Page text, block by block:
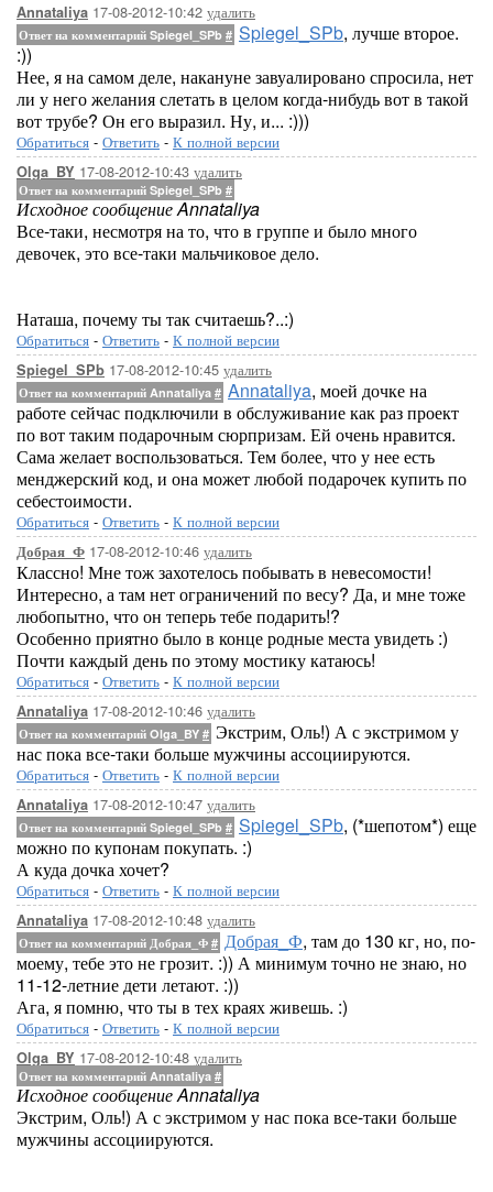
Annataliya 17-08-2012-10:42 удалить
Ответ на комментарий Spiegel_SPb # Spiegel_SPb, лучше второе.
:))
Нее, я на самом деле, накануне завуалировано спросила, нет
ли у него желания слетать в целом когда-нибудь вот в такой
вот трубе? Он его выразил. Ну, и... :)))
Обратиться - Ответить - К полной версии
Olga_BY 17-08-2012-10:43 удалить
Ответ на комментарий Spiegel_SPb #
Исходное сообщение Annataliya
Все-таки, несмотря на то, что в группе и было много
девочек, это все-таки мальчиковое дело.
Наташа, почему ты так считаешь?..:)
Обратиться - Ответить - К полной версии
Spiegel_SPb 17-08-2012-10:45 удалить
Ответ на комментарий Annataliya # Annataliya, моей дочке на
работе сейчас подключили в обслуживание как раз проект
по вот таким подарочным сюрпризам. Ей очень нравится.
Сама желает воспользоваться. Тем более, что у нее есть
менджерский код, и она может любой подарочек купить по
себестоимости.
Обратиться - Ответить - К полной версии
Добрая_Ф 17-08-2012-10:46 удалить
Классно! Мне тож захотелось побывать в невесомости!
Интересно, а там нет ограничений по весу? Да, и мне тоже
любопытно, что он теперь тебе подарить!?
Особенно приятно было в конце родные места увидеть :)
Почти каждый день по этому мостику катаюсь!
Обратиться - Ответить - К полной версии
Annataliya 17-08-2012-10:46 удалить
Ответ на комментарий Olga_BY # Экстрим, Оль!) А с экстримом у
нас пока все-таки больше мужчины ассоциируются.
Обратиться - Ответить - К полной версии
Annataliya 17-08-2012-10:47 удалить
Ответ на комментарий Spiegel_SPb # Spiegel_SPb, (*шепотом*) еще
можно по купонам покупать. :)
А куда дочка хочет?
Обратиться - Ответить - К полной версии
Annataliya 17-08-2012-10:48 удалить
Ответ на комментарий Добрая_Ф # Добрая_Ф, там до 130 кг, но, по-
моему, тебе это не грозит. :)) А минимум точно не знаю, но
11-12-летние дети летают. :))
Ага, я помню, что ты в тех краях живешь. :)
Обратиться - Ответить - К полной версии
Olga_BY 17-08-2012-10:48 удалить
Ответ на комментарий Annataliya #
Исходное сообщение Annataliya
Экстрим, Оль!) А с экстримом у нас пока все-таки больше
мужчины ассоциируются.